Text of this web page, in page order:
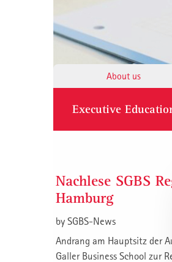
About us
Executive
Nachlese SGBS
Hamburg
by SGBS-News
Andrang am Hauptsitz der
Galler Business School zur